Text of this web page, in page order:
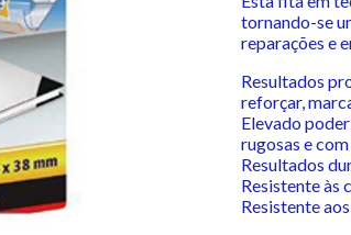
tornando-se
reparações e
Resultados
reforçar,
Elevado
rugosas e
Resultados
Resistente às
Resistente